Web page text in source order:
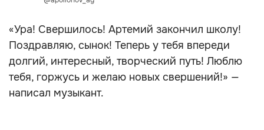
«Ура! Свершилось! Артемий закончил школу!
Поздравляю, сынок! Теперь у тебя впереди
долгий, интересный, творческий путь! Люблю
тебя, горжусь и желаю новых свершений!» —
написал музыкант.